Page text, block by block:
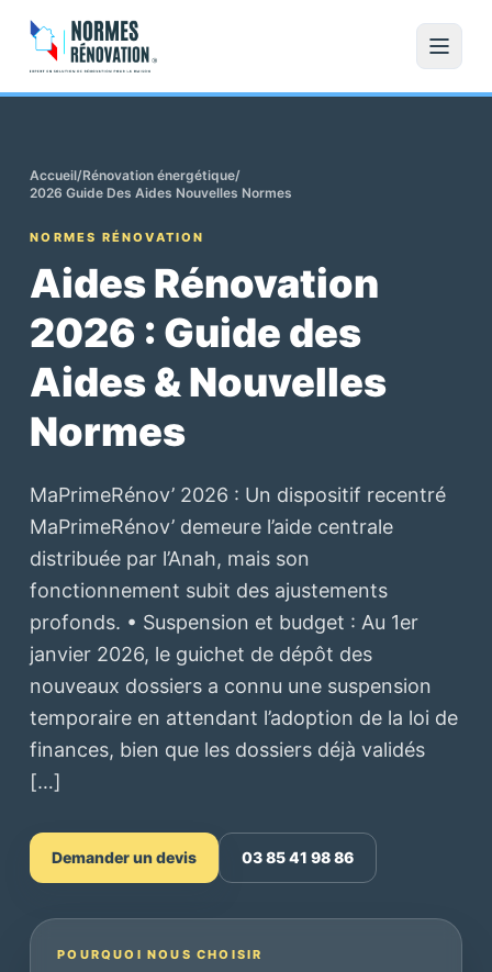
Accueil/Rénovation énergétique/
2026 Guide Des Aides Nouvelles Normes
NORMES RÉNOVATION
Aides Rénovation
2026 : Guide des
Aides & Nouvelles
Normes
MaPrimeRénov’ 2026 : Un dispositif recentré
MaPrimeRénov’ demeure l’aide centrale
distribuée par l’Anah, mais son
fonctionnement subit des ajustements
profonds. • Suspension et budget : Au 1er
janvier 2026, le guichet de dépôt des
nouveaux dossiers a connu une suspension
temporaire en attendant l’adoption de la loi de
finances, bien que les dossiers déjà validés
[…]
Demander un devis 03 85 41 98 86
POURQUOI NOUS CHOISIR